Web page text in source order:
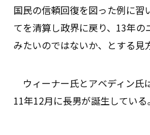
国民の信頼回復を図った例に習
てを清算し政界に戻り、13年
みたいのではないか、とする見
ウィーナー氏とアベディン氏
11年12月に長男が誕生している。